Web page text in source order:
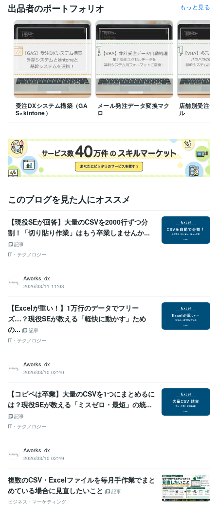
軽にお送りください。
【お急ぎの方へ】
平日の稼働時間外でも、緊急のトラブル対応などは可能な限り柔軟に調
整いたします。まずはダイレクトメッセージにてご相談ください。
経験職種
エンジニア / RPAエンジニア（マクロ・VBA） 経験年数 : 4年
エンジニア / 情報システム・社内SE 経験年数 : 3年
プログラミング言語・フレームワーク
CSS:5年HTML:5年 JavaScript:5年 SQL:3年
VBA:4年
Google Apps Script:1年Python:1年
ビジネス・クリエイティブツール
Excel:10年Google スプレッドシート:4年 Asana:1年
ChatGPT:1年
Adobe XD:3年
出品者のポートフォリオ もっと見る
受注DXシステム構築（GA
S×kintone）
メール発注データ変換マク
ロ
店舗別受注デ
ル
このブログを見た人にオススメ
【現役SEが回答】大量のCSVを2000行ずつ分
割！「切り貼り作業」はもう卒業しませんか...
記事
IT・テクノロジー
Aworks_dx
2026/03/11 11:03
【Excelが重い！】1万行のデータでフリー
ズ…？現役SEが教える「軽快に動かす」ため
の...
記事
IT・テクノロジー
Aworks_dx
2026/03/10 02:40
【コピペは卒業】大量のCSVを1つにまとめるに
は？現役SEが教える「ミスゼロ・最短」の統...
記事
IT・テクノロジー
Aworks_dx
2026/03/10 02:49
複数のCSV・Excelファイルを毎月手作業でまと
めている場合に見直したいこと
記事
ビジネス・マーケティング